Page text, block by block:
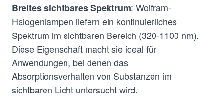
Breites sichtbares Spektrum: Wolfram-
Halogenlampen liefern ein kontinuierliches
Spektrum im sichtbaren Bereich (320-1100 nm).
Diese Eigenschaft macht sie ideal für
Anwendungen, bei denen das
Absorptionsverhalten von Substanzen im
sichtbaren Licht untersucht wird.